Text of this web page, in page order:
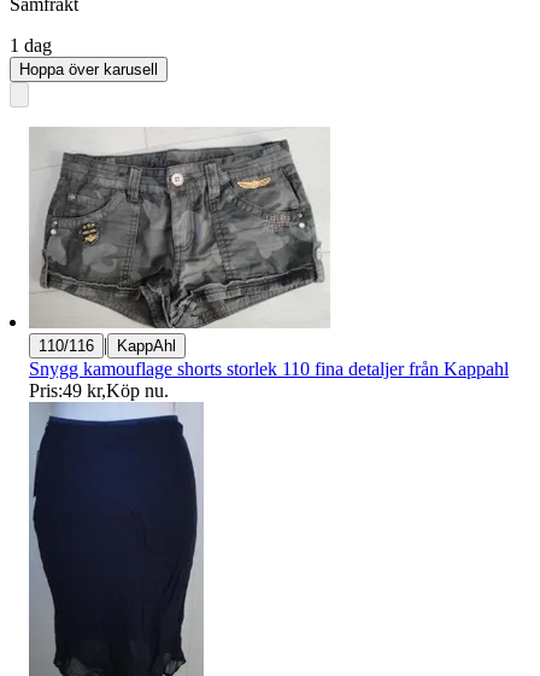
1 dag
Hoppa över karusell
110/116 | KappAhl
Snygg kamouflage shorts storlek 110 fina detaljer från Kappahl
Pris:49 kr,Köp nu.